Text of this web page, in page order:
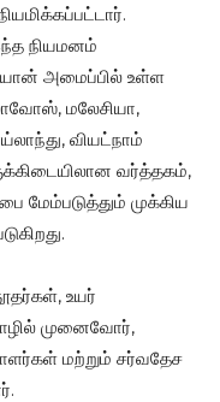
நியமனம்
அமைப்பில் உள்ள
மலேசியா,
வியட்நாம்
வர்த்தகம்,
மேம்படுத்தும் முக்கிய
உயர்
முனைவோர்,
மற்றும் சர்வதேச